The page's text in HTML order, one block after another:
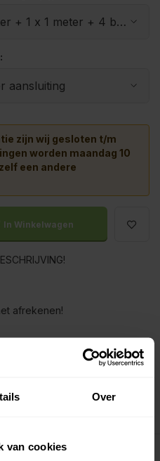
Over
van cookies
zijn wij gesloten t/m
worden maandag 10
een andere
In Winkelwagen
afrekenen!